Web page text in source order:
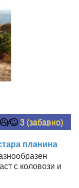
3 (забавно)
планина
с коловози и